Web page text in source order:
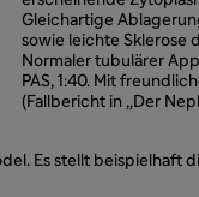
Gleichartige
sowie leichte Sklerose
Normaler tubulärer
PAS, 1:40. Mit
(Fallbericht in „Der
Es stellt beispielhaft